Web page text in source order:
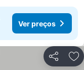
Ver preços
Partilhar